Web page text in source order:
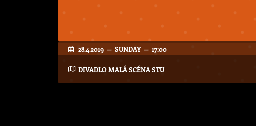
28.4.2019 — SUNDAY — 17:00
DIVADLO MALÁ SCÉNA STU